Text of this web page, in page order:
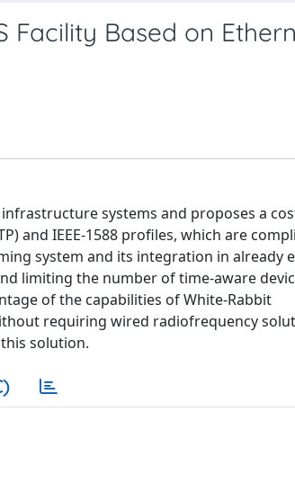
Facility Based on
systems and proposes a
and IEEE-1588 profiles, which are
system and its integration in already
limiting the number of time-aware
of the capabilities of White-Rabbit
requiring wired radiofrequency
solution.